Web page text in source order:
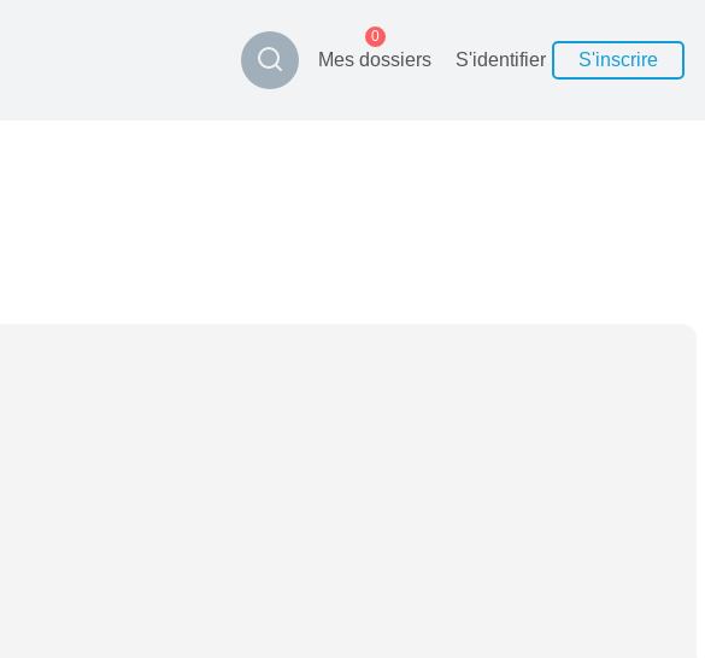
Mes dossiers
0
S'identifier S'inscrire